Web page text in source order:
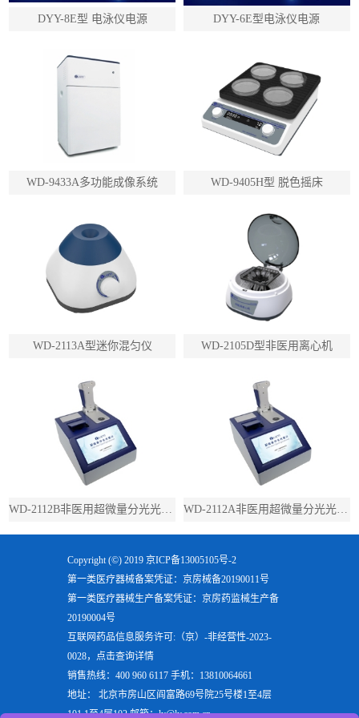
DYY-8E型 电泳仪电源 DYY-6E型电泳仪电源
WD-9433A多功能成像系统 WD-9405H型 脱色摇床
WD-2113A型迷你混匀仪 WD-2105D型非医用离心机
Copyright (©) 2019 京ICP备13005105号-2
第一类医疗器械备案凭证：京房械备20190011号
第一类医疗器械生产备案凭证：京房药监械生产备
20190004号
互联网药品信息服务许可:（京）-非经营性-2023-
0028，点击查询详情
销售热线：400 960 6117 手机：13810064661
地址： 北京市房山区阎富路69号院25号楼1至4层
101,1至4层102 邮箱：ly@ly.com.cn